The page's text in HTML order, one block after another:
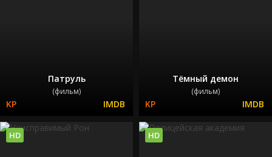
Патруль
(фильм)
Тёмный демон
(фильм)
HD HD